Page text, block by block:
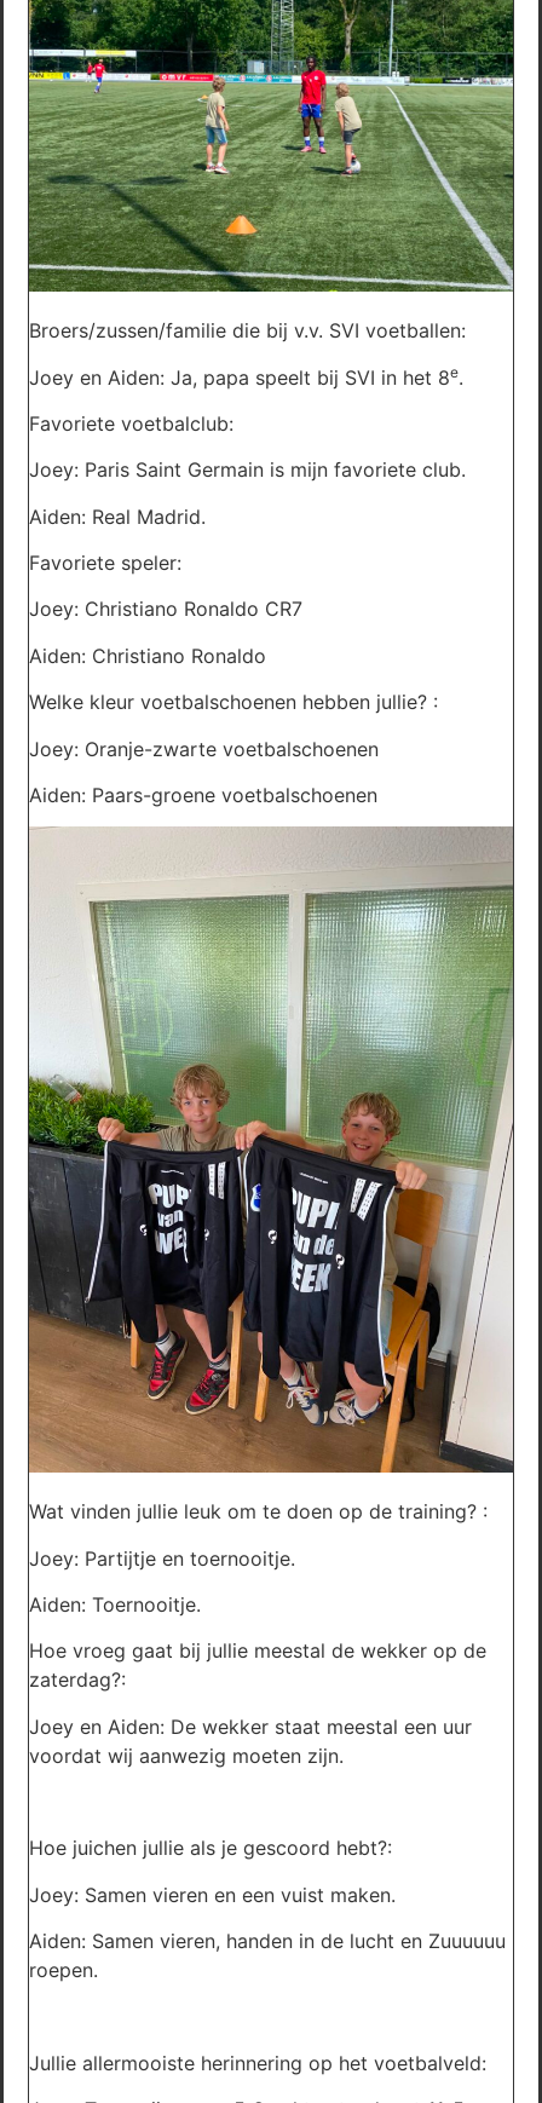
Broers/zussen/familie die bij v.v. SVI voetballen:
Joey en Aiden: Ja, papa speelt bij SVI in het 8e.
Favoriete voetbalclub:
Joey: Paris Saint Germain is mijn favoriete club.
Aiden: Real Madrid.
Favoriete speler:
Joey: Christiano Ronaldo CR7
Aiden: Christiano Ronaldo
Welke kleur voetbalschoenen hebben jullie? :
Joey: Oranje-zwarte voetbalschoenen
Aiden: Paars-groene voetbalschoenen
Wat vinden jullie leuk om te doen op de training? :
Joey: Partijtje en toernooitje.
Aiden: Toernooitje.
Hoe vroeg gaat bij jullie meestal de wekker op de
zaterdag?:
Joey en Aiden: De wekker staat meestal een uur
voordat wij aanwezig moeten zijn.
Hoe juichen jullie als je gescoord hebt?:
Joey: Samen vieren en een vuist maken.
Aiden: Samen vieren, handen in de lucht en Zuuuuuu
roepen.
Jullie allermooiste herinnering op het voetbalveld: